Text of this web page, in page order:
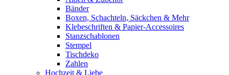
Bänder
Boxen, Schachteln, Säckchen & Mehr
Klebeschriften & Papier-Accessoires
Stanzschablonen
Stempel
Tischdeko
Zahlen
Hochzeit & Liebe